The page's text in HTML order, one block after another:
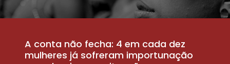
A conta não fecha: 4 em cada dez
mulheres já sofreram importunação